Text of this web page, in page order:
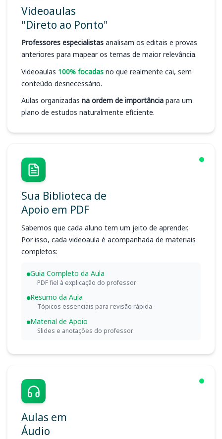
Videoaulas
"Direto ao Ponto"
Professores especialistas analisam os editais e provas
anteriores para mapear os temas de maior relevância.
Videoaulas 100% focadas no que realmente cai, sem
conteúdo desnecessário.
Aulas organizadas na ordem de importância para um
plano de estudos naturalmente eficiente.
Sua Biblioteca de
Apoio em PDF
Sabemos que cada aluno tem um jeito de aprender.
Por isso, cada videoaula é acompanhada de materiais
completos:
Guia Completo da Aula
PDF fiel à explicação do professor
Resumo da Aula
Tópicos essenciais para revisão rápida
Material de Apoio
Slides e anotações do professor
Aulas em
Áudio